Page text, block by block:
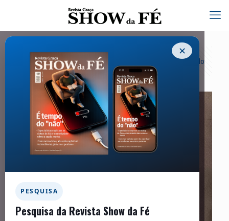
✕
PESQUISA
Pesquisa da Revista Show da Fé
Categorias Tags Exibir tudo